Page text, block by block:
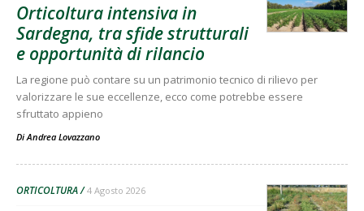
Orticoltura intensiva in
Sardegna, tra sfide strutturali
e opportunità di rilancio
La regione può contare su un patrimonio tecnico di rilievo per
valorizzare le sue eccellenze, ecco come potrebbe essere
sfruttato appieno
Di Andrea Lovazzano
ORTICOLTURA 4 Agosto 2026